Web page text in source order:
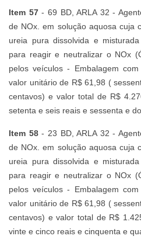
Item 57- 69 BD, ARLA 32 -
de NOx. em solução aquosa cuja
ureia pura dissolvida e
para reagir e neutralizar o NOx
pelos veículos - Embalagem
valor unitário de R$ 61,98 (
centavos) e valor total de R$
setenta e seis reais e sessenta e
Item 58- 23 BD, ARLA 32 -
de NOx. em solução aquosa cuja
ureia pura dissolvida e
para reagir e neutralizar o NOx
pelos veículos - Embalagem
valor unitário de R$ 61,98 (
centavos) e valor total de R$
vinte e cinco reais e cinquenta e